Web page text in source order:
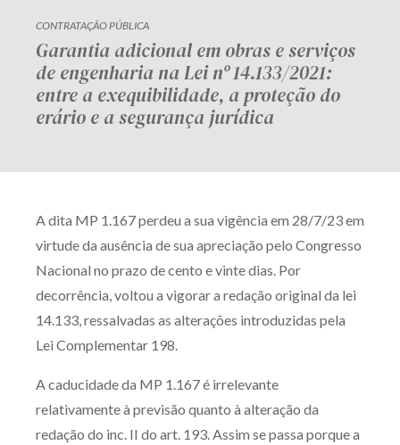
CONTRATAÇÃO PÚBLICA
Garantia adicional em obras e serviços
de engenharia na Lei nº 14.133/2021:
entre a exequibilidade, a proteção do
erário e a segurança jurídica
A dita MP 1.167 perdeu a sua vigência em 28/7/23 em
virtude da ausência de sua apreciação pelo Congresso
Nacional no prazo de cento e vinte dias. Por
decorrência, voltou a vigorar a redação original da lei
14.133, ressalvadas as alterações introduzidas pela
Lei Complementar 198.
A caducidade da MP 1.167 é irrelevante
relativamente à previsão quanto à alteração da
redação do inc. II do art. 193. Assim se passa porque a